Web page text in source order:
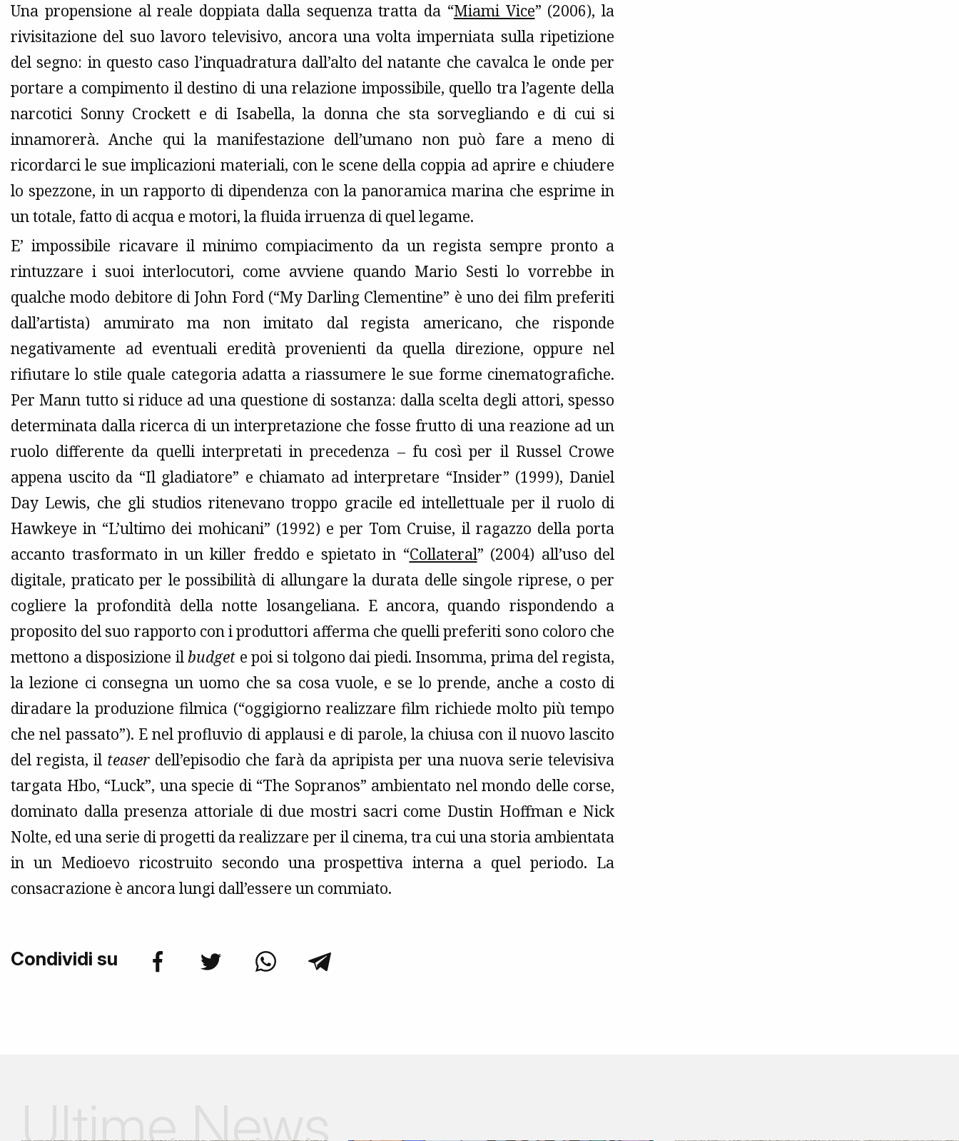
Una propensione al reale doppiata dalla sequenza tratta da “Miami Vice” (2006), la
rivisitazione del suo lavoro televisivo, ancora una volta imperniata sulla ripetizione
del segno: in questo caso l’inquadratura dall’alto del natante che cavalca le onde per
portare a compimento il destino di una relazione impossibile, quello tra l’agente della
narcotici Sonny Crockett e di Isabella, la donna che sta sorvegliando e di cui si
innamorerà. Anche qui la manifestazione dell’umano non può fare a meno di
ricordarci le sue implicazioni materiali, con le scene della coppia ad aprire e chiudere
lo spezzone, in un rapporto di dipendenza con la panoramica marina che esprime in
un totale, fatto di acqua e motori, la fluida irruenza di quel legame.
E’ impossibile ricavare il minimo compiacimento da un regista sempre pronto a
rintuzzare i suoi interlocutori, come avviene quando Mario Sesti lo vorrebbe in
qualche modo debitore di John Ford (“My Darling Clementine” è uno dei film preferiti
dall’artista) ammirato ma non imitato dal regista americano, che risponde
negativamente ad eventuali eredità provenienti da quella direzione, oppure nel
rifiutare lo stile quale categoria adatta a riassumere le sue forme cinematografiche.
Per Mann tutto si riduce ad una questione di sostanza: dalla scelta degli attori, spesso
determinata dalla ricerca di un interpretazione che fosse frutto di una reazione ad un
ruolo differente da quelli interpretati in precedenza – fu così per il Russel Crowe
appena uscito da “Il gladiatore” e chiamato ad interpretare “Insider” (1999), Daniel
Day Lewis, che gli studios ritenevano troppo gracile ed intellettuale per il ruolo di
Hawkeye in “L’ultimo dei mohicani” (1992) e per Tom Cruise, il ragazzo della porta
accanto trasformato in un killer freddo e spietato in “Collateral” (2004) all’uso del
digitale, praticato per le possibilità di allungare la durata delle singole riprese, o per
cogliere la profondità della notte losangeliana. E ancora, quando rispondendo a
proposito del suo rapporto con i produttori afferma che quelli preferiti sono coloro che
mettono a disposizione ilbudget e poi si tolgono dai piedi. Insomma, prima del regista,
la lezione ci consegna un uomo che sa cosa vuole, e se lo prende, anche a costo di
diradare la produzione filmica (“oggigiorno realizzare film richiede molto più tempo
che nel passato”). E nel profluvio di applausi e di parole, la chiusa con il nuovo lascito
del regista, il teaser dell’episodio che farà da apripista per una nuova serie televisiva
targata Hbo, “Luck”, una specie di “The Sopranos” ambientato nel mondo delle corse,
dominato dalla presenza attoriale di due mostri sacri come Dustin Hoffman e Nick
Nolte, ed una serie di progetti da realizzare per il cinema, tra cui una storia ambientata
in un Medioevo ricostruito secondo una prospettiva interna a quel periodo. La
consacrazione è ancora lungi dall’essere un commiato.
Condividi su
Ultime News